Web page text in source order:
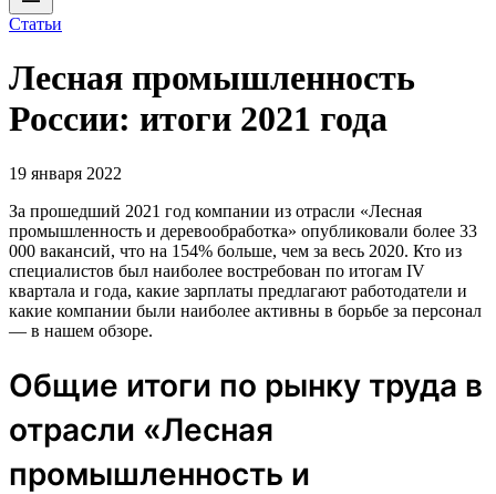
Статьи
Лесная промышленность
России: итоги 2021 года
19 января 2022
За прошедший 2021 год компании из отрасли «Лесная
промышленность и деревообработка» опубликовали более 33
000 вакансий, что на 154% больше, чем за весь 2020. Кто из
специалистов был наиболее востребован по итогам IV
квартала и года, какие зарплаты предлагают работодатели и
какие компании были наиболее активны в борьбе за персонал
— в нашем обзоре.
Общие итоги по рынку труда в
отрасли «Лесная
промышленность и